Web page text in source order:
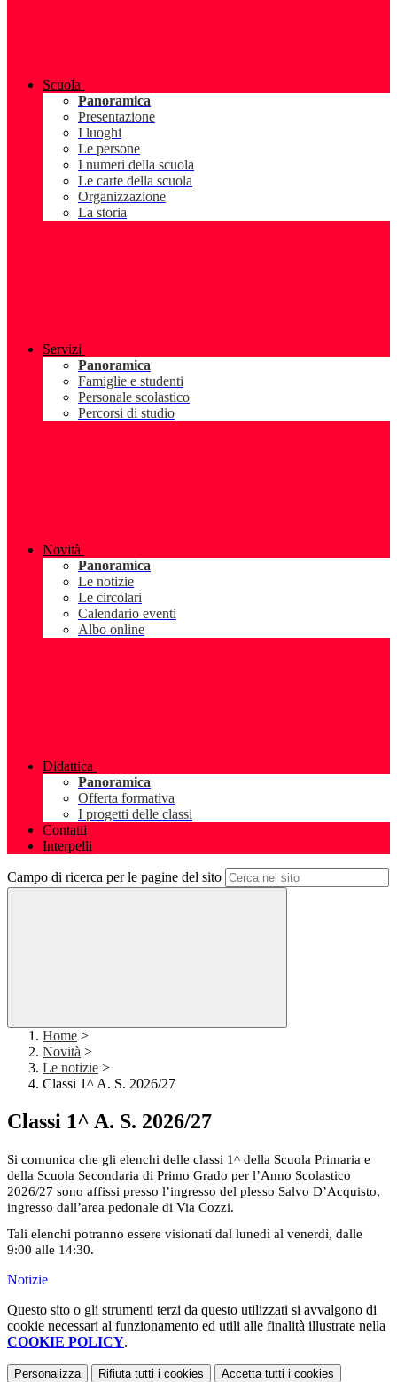
Scuola
Panoramica
Presentazione
I luoghi
Le persone
I numeri della scuola
Le carte della scuola
Organizzazione
La storia
Servizi
Panoramica
Famiglie e studenti
Personale scolastico
Percorsi di studio
Novità
Panoramica
Le notizie
Le circolari
Calendario eventi
Albo online
Didattica
Panoramica
Offerta formativa
I progetti delle classi
Contatti
Interpelli
Campo di ricerca per le pagine del sito
Home >
Novità >
Le notizie >
Classi 1^ A. S. 2026/27
Classi 1^ A. S. 2026/27
Si comunica che gli elenchi delle classi 1^ della Scuola Primaria e
della Scuola Secondaria di Primo Grado per l’Anno Scolastico
2026/27 sono affissi presso l’ingresso del plesso Salvo D’Acquisto,
ingresso dall’area pedonale di Via Cozzi.
Tali elenchi potranno essere visionati dal lunedì al venerdì, dalle
9:00 alle 14:30.
Notizie
Questo sito o gli strumenti terzi da questo utilizzati si avvalgono di
cookie necessari al funzionamento ed utili alle finalità illustrate nella
COOKIE POLICY.
Personalizza Rifiuta tutti i cookies Accetta tutti i cookies